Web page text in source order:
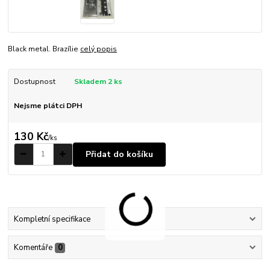
Black metal. Brazílie celý popis
Dostupnost Skladem 2 ks
Nejsme plátci DPH
130 Kč/ks
Přidat do košíku
Kompletní specifikace
Komentáře 0